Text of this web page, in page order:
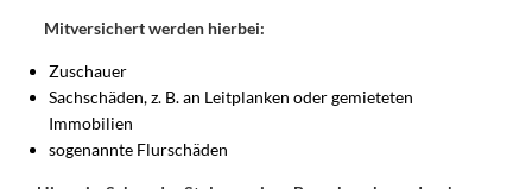
Mitversichert werden hierbei:
Zuschauer
Sachschäden, z. B. an Leitplanken oder gemieteten
Immobilien
sogenannte Flurschäden